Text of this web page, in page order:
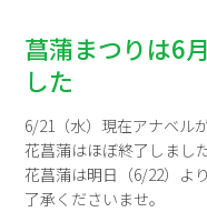
菖蒲まつりは6
した
6/21（水）現在アナベル
花菖蒲はほぼ終了しました
花菖蒲は明日（6/22）よ
了承くださいませ。